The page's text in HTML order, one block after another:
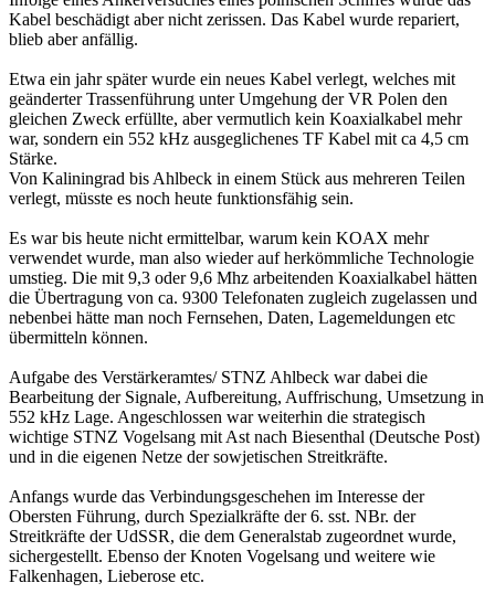
Kabel beschädigt aber nicht zerissen. Das Kabel wurde repariert,
blieb aber anfällig.
Etwa ein jahr später wurde ein neues Kabel verlegt, welches mit
geänderter Trassenführung unter Umgehung der VR Polen den
gleichen Zweck erfüllte, aber vermutlich kein Koaxialkabel mehr
war, sondern ein 552 kHz ausgeglichenes TF Kabel mit ca 4,5 cm
Stärke.
Von Kaliningrad bis Ahlbeck in einem Stück aus mehreren Teilen
verlegt, müsste es noch heute funktionsfähig sein.
Es war bis heute nicht ermittelbar, warum kein KOAX mehr
verwendet wurde, man also wieder auf herkömmliche Technologie
umstieg. Die mit 9,3 oder 9,6 Mhz arbeitenden Koaxialkabel hätten
die Übertragung von ca. 9300 Telefonaten zugleich zugelassen und
nebenbei hätte man noch Fernsehen, Daten, Lagemeldungen etc
übermitteln können.
Aufgabe des Verstärkeramtes/ STNZ Ahlbeck war dabei die
Bearbeitung der Signale, Aufbereitung, Auffrischung, Umsetzung in
552 kHz Lage. Angeschlossen war weiterhin die strategisch
wichtige STNZ Vogelsang mit Ast nach Biesenthal (Deutsche Post)
und in die eigenen Netze der sowjetischen Streitkräfte.
Anfangs wurde das Verbindungsgeschehen im Interesse der
Obersten Führung, durch Spezialkräfte der 6. sst. NBr. der
Streitkräfte der UdSSR, die dem Generalstab zugeordnet wurde,
sichergestellt. Ebenso der Knoten Vogelsang und weitere wie
Falkenhagen, Lieberose etc.